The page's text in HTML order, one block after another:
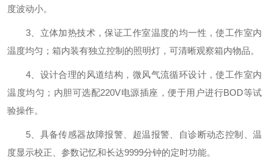
度波动小。
3、立体加热技术，保证工作室温度的均一性，使工作室内
温度均匀；箱内装有独立控制的照明灯，可清晰观察箱内物品。
4、设计合理的风道结构，微风气流循环设计，使工作室内
温度均匀；内胆可选配220V电源插座，便于用户进行BOD等试
验操作。
5、具备传感器故障报警、超温报警、自诊断动态控制、温
度显示校正、参数记忆和长达9999分钟的定时功能。